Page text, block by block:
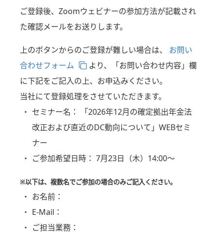
ご登録後、Zoomウェビナーの参加方法が記載され
た確認メールをお送りします。
上のボタンからのご登録が難しい場合は、 お問い
合わせフォーム
より、「お問い合わせ内容」欄
に下記をご記入の上、お申込みください。
当社にて登録処理をさせていただきます。
セミナー名：
「2026年12月の確定拠出年金法
改正および直近のDC動向について」WEBセミ
ナー
ご参加希望日時： 7月23日（木）14:00～
※以下は、複数名でご参加の場合のみご記入ください。
お名前：
E-Mail：
ご担当業務：